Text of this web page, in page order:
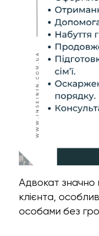
Адвокат значно
клієнта,
особами без